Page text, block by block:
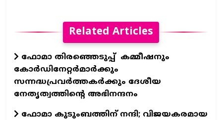
Related Articles
ഫോമാ തിരഞ്ഞെടുപ്പ് കമ്മീഷനും
കോർഡിനേറ്റർമാർക്കും
സന്നദ്ധപ്രവർത്തകർക്കും ദേശീയ
നേതൃത്വത്തിന്റെ അഭിനന്ദനം
ഫോമാ കുടുംബത്തിന് നന്ദി; വിജയകരമായ